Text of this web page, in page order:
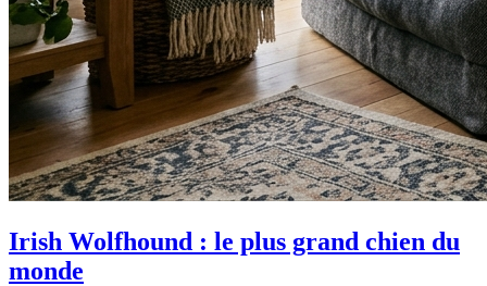
Irish Wolfhound : le plus grand chien du
monde